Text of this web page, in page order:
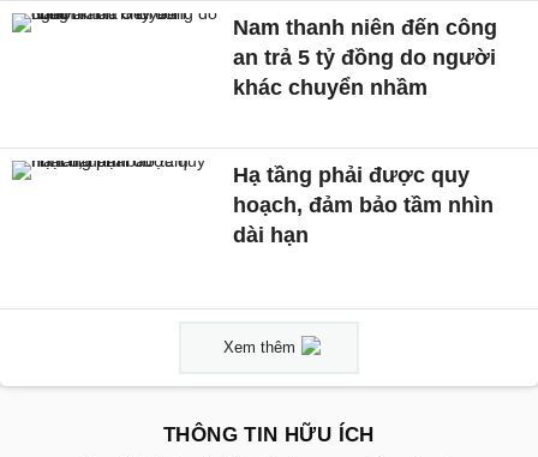
Nam thanh niên đến công
an trả 5 tỷ đồng do người
khác chuyển nhầm
Hạ tầng phải được quy
hoạch, đảm bảo tầm nhìn
dài hạn
Xem thêm
THÔNG TIN HỮU ÍCH